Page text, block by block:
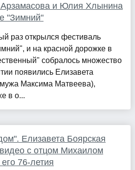
и Юлия Хлынина
"Зимний"
раз открылся фестиваль
и на красной дорожке в
собралось множество
появились Елизавета
Максима Матвеева),
в о...
Елизавета Боярская
с отцом Михаилом
76-летия